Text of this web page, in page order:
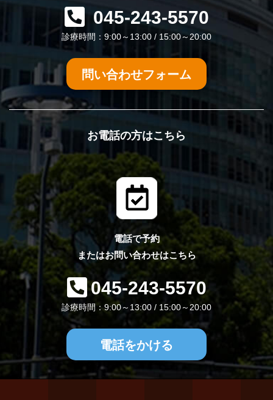
045-243-5570
診療時間：9:00～13:00 / 15:00～20:00
問い合わせフォーム
お電話の方はこちら
電話で予約
またはお問い合わせはこちら
045-243-5570
診療時間：9:00～13:00 / 15:00～20:00
電話をかける